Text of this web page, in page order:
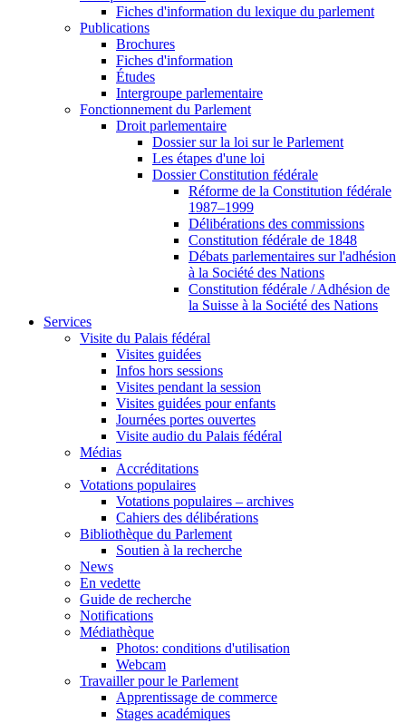
Fiches d'information du lexique du parlement
Publications
Brochures
Fiches d'information
Études
Intergroupe parlementaire
Fonctionnement du Parlement
Droit parlementaire
Dossier sur la loi sur le Parlement
Les étapes d'une loi
Dossier Constitution fédérale
Réforme de la Constitution fédérale
1987–1999
Délibérations des commissions
Constitution fédérale de 1848
Débats parlementaires sur l'adhésion
à la Société des Nations
Constitution fédérale / Adhésion de
la Suisse à la Société des Nations
Services
Visite du Palais fédéral
Visites guidées
Infos hors sessions
Visites pendant la session
Visites guidées pour enfants
Journées portes ouvertes
Visite audio du Palais fédéral
Médias
Accréditations
Votations populaires
Votations populaires – archives
Cahiers des délibérations
Bibliothèque du Parlement
Soutien à la recherche
News
En vedette
Guide de recherche
Notifications
Médiathèque
Photos: conditions d'utilisation
Webcam
Travailler pour le Parlement
Apprentissage de commerce
Stages académiques